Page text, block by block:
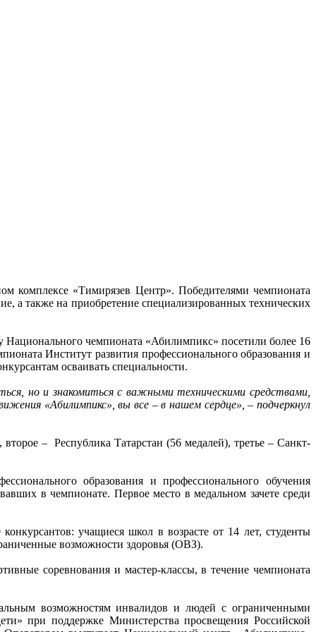
комплексе «Тимирязев Центр». Победителями чемпионата
а также на приобретение специализированных технических
чемпионата «Абилимпикс» посетили более 16
Институт развития профессионального образования и
осваивать специальности.
но и знакомиться с важными техническими средствами,
«Абилимпикс», вы все – в нашем сердце», – подчеркнул
– Республика Татарстан (56 медалей), третье – Санкт-
образования и профессионального обучения
в чемпионате. Первое место в медальном зачете среди
учащиеся школ в возрасте от 14 лет, студенты
возможности здоровья (ОВЗ).
соревнования и мастер-классы, в течение чемпионата
возможностям инвалидов и людей с ограниченными
при поддержке Министерства просвещения Российской